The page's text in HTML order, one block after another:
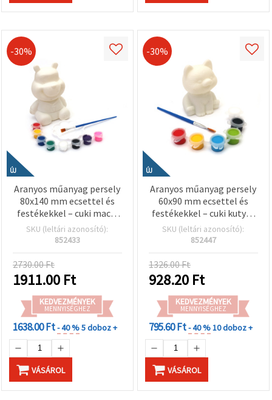
-30%
ÚJ
Aranyos műanyag persely
80x140 mm ecsettel és
festékekkel – cuki macis
gyerek kreatív készlet
hobby és kézműves
SKU (leltári azonosító):
852433
2730.00 Ft
1911.00 Ft
KEDVEZMÉNYEK
MENNYISÉGHEZ
1638.00 Ft- 40 %5 doboz +
VÁSÁROL
-30%
ÚJ
Aranyos műanyag persely
60x90 mm ecsettel és
festékekkel – cuki kutyás
design gyerekeknek,
kreatív hobbi festéshez
SKU (leltári azonosító):
852447
1326.00 Ft
928.20 Ft
KEDVEZMÉNYEK
MENNYISÉGHEZ
795.60 Ft- 40 %10 doboz +
VÁSÁROL